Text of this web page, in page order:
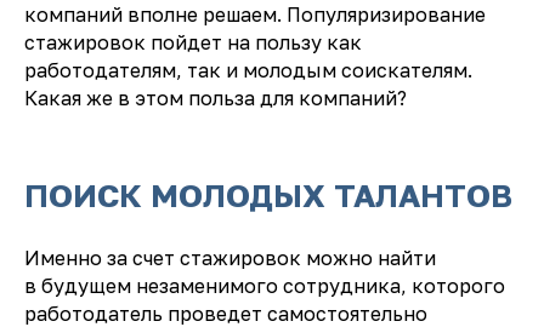
компаний вполне решаем. Популяризирование
стажировок пойдет на пользу как
работодателям, так и молодым соискателям.
Какая же в этом польза для компаний?
ПОИСК МОЛОДЫХ ТАЛАНТОВ
Именно за счет стажировок можно найти
в будущем незаменимого сотрудника, которого
работодатель проведет самостоятельно
Будем отправлять только
самые важные новости
и информацию о крупных
событиях!